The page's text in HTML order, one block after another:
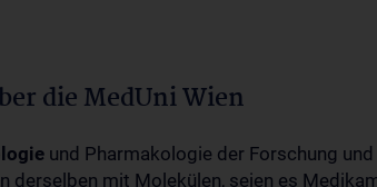
die MedUni Wien
und Pharmakologie der Forschung
mit Molekülen, seien es